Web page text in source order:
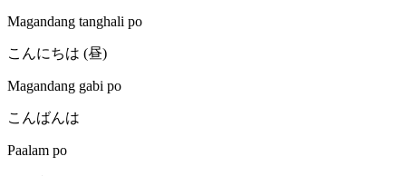
Magandang tanghali po
こんにちは (昼)
Magandang gabi po
こんばんは
Paalam po